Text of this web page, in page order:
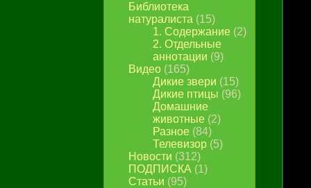
Библиотека
натуралиста (15)
1. Содержание (2)
2. Отдельные
аннотации (9)
Видео (165)
Дикие звери (15)
Дикие птицы (96)
Домашние
животные (2)
Разное (84)
Телевизор (5)
Новости (312)
ПОДПИСКА (1)
Статьи (95)